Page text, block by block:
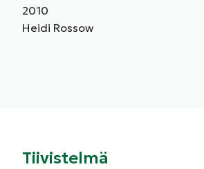
2010
Heidi Rossow
Tiivistelmä